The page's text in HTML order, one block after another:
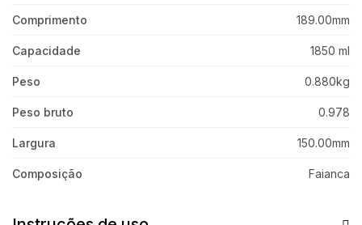
Comprimento 189.00mm
Capacidade 1850 ml
Peso 0.880kg
Peso bruto 0.978
Largura 150.00mm
Composição Faianca